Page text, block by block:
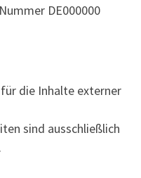
DE000000
die Inhalte externer
sind ausschließlich